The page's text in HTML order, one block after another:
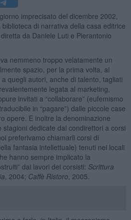
imprecisato del dicembre 2002,
biblioteca di narrativa della casa editrice
da Daniele Luti e Pierantonio
nemmeno troppo velatamente un
spazio, per la prima volta, ai
, a quegli autori, anche di talento, tagliati
legata al marketing,
invitati a “collaborare” (eufemismo
in “pagare”) dalle piccole case
opere. E inoltre la denominazione
dedicate dai condirettori a corsi
preferivamo chiamarli corsi di
fantasia intellettuale) tenuti nei locali
hanno sempre implicato la
dai lavori dei corsisti: Scrittura
, 2004; Caffè Ristoro , 2005.